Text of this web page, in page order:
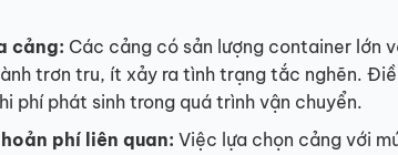
cảng: Các cảng có sản lượng container lớn
trơn tru, ít xảy ra tình trạng tắc nghẽn.
phí phát sinh trong quá trình vận chuyển.
phí liên quan: Việc lựa chọn cảng với